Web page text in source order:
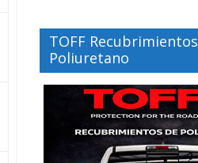
TOFF Recubrimientos
Poliuretano